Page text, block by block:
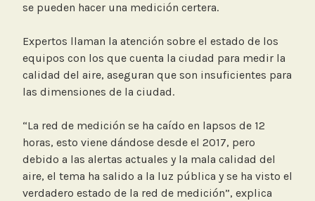
se pueden hacer una medición certera.
Expertos llaman la atención sobre el estado de los
equipos con los que cuenta la ciudad para medir la
calidad del aire, aseguran que son insuficientes para
las dimensiones de la ciudad.
“La red de medición se ha caído en lapsos de 12
horas, esto viene dándose desde el 2017, pero
debido a las alertas actuales y la mala calidad del
aire, el tema ha salido a la luz pública y se ha visto el
verdadero estado de la red de medición”, explica